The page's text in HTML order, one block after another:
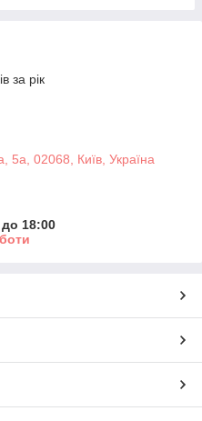
за рік
5а, 02068, Київ, Україна
18:00